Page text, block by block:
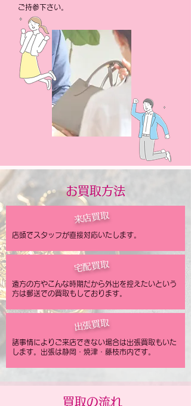
ご持参下さい。
お買取方法
来店買取
店頭でスタッフが直接対応いたします。
宅配買取
遠方の方やこんな時期だから外出を控えたいという
方は郵送での買取もしております。
出張買取
諸事情によりご来店できない場合は出張買取もいた
します。出張は静岡・焼津・藤枝市内です。
​買取の流れ